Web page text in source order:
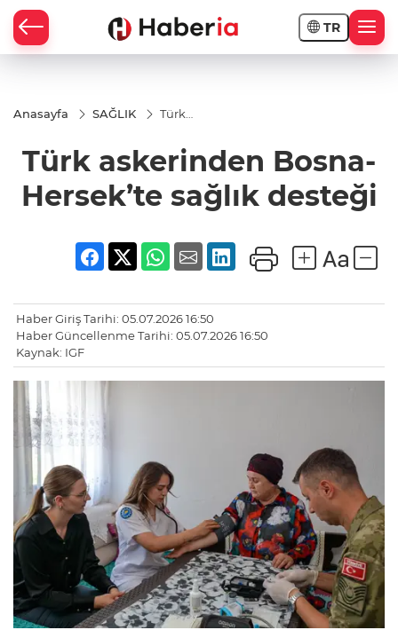
TR
Anasayfa SAĞLIK
Türk
Hersek’te
sağlık
Türk askerinden Bosna-
Hersek’te sağlık desteği
Haber Giriş Tarihi: 05.07.2026 16:50
Haber Güncellenme Tarihi: 05.07.2026 16:50
Kaynak: IGF